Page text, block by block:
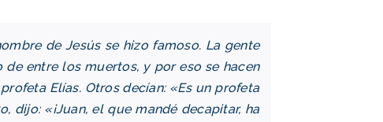
de Jesús se hizo famoso. La gente
entre los muertos, y por eso se hacen
Elías. Otros decían: «Es un profeta
dijo: «¡Juan, el que mandé decapitar, ha